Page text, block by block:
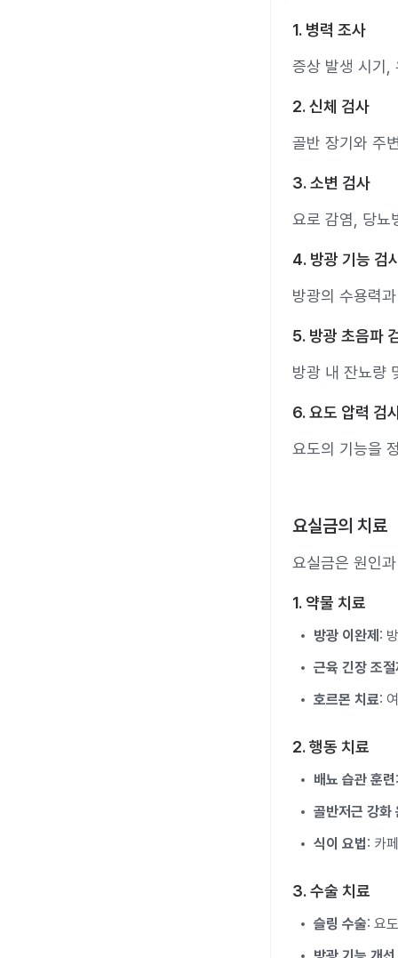
1. 병력 조사
증상 발생 시기,
2. 신체 검사
골반 장기와 주
3. 소변 검사
요로 감염, 당뇨
4. 방광 기능 검
방광의 수용력
5. 방광 초음파
방광 내 잔뇨량
6. 요도 압력 검
요도의 기능을
요실금의 치료
요실금은 원인
1. 약물 치료
방광 이완제 :
근육 긴장 조
호르몬 치료:
2. 행동 치료
배뇨 습관 훈련
골반저근 강화
식이 요법: 카
3. 수술 치료
슬링 수술: 요